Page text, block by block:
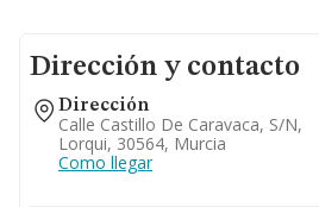
Dirección y contacto
Dirección
Calle Castillo De Caravaca, S/n,
Lorqui, 30564, Murcia
Como llegar